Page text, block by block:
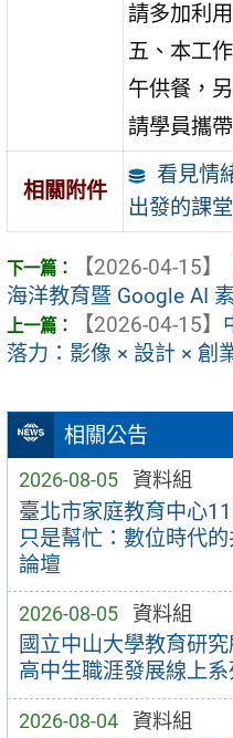
相關公告
2026-08-05 資料組
臺北市家庭教育中心
只是幫忙：數位時代
論壇
2026-08-05 資料組
國立中山大學教育研
高中生職涯發展線上
2026-08-04 資料組
請多加利
五、本工
午供餐，
請學員攜
相關附件
看見情
出發的課
【2026-04-15】
海洋教育暨 Google AI
【2026-04-15】
落力：影像 × 設計 × 創